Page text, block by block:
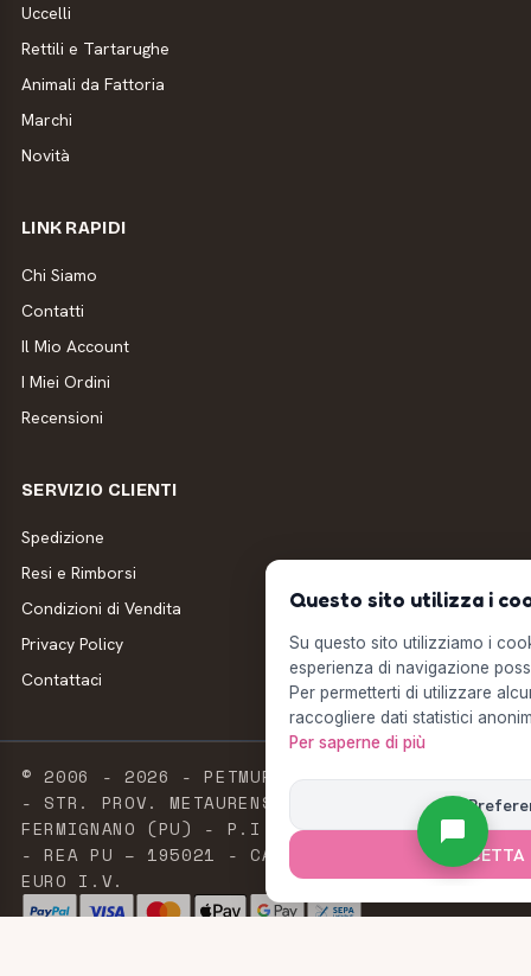
Uccelli
Rettili e Tartarughe
Animali da Fattoria
Marchi
Novità
LINK RAPIDI
Chi Siamo
Contatti
Il Mio Account
I Miei Ordini
Recensioni
SERVIZIO CLIENTI
Spedizione
Resi e Rimborsi
Condizioni di Vendita
Privacy Policy
Contattaci
© 2006 - 2026 - PETMUFFIN - MILLSTORE SRL
- STR. PROV. METAURENSE, 20 - 61033
FERMIGNANO (PU) - P.I. E C.F. 02603420411
- REA PU – 195021 - CAPITALE SOCIALE 2.500
EURO I.V.
Questo sito utilizza i
Su questo sito utilizziamo i
esperienza di navigazione
Per permetterti di utilizzare
raccogliere dati statistici
Per saperne di più